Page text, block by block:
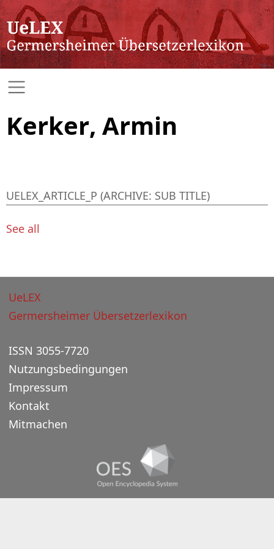
Kerker, Armin
UELEX_ARTICLE_P (ARCHIVE: SUB TITLE)
See all
UeLEX
Germersheimer Übersetzerlexikon
ISSN 3055-7720
Nutzungsbedingungen
Impressum
Kontakt
Mitmachen